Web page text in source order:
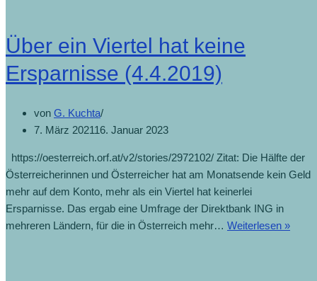
Über ein Viertel hat keine
Ersparnisse (4.4.2019)
von G. Kuchta
7. März 202116. Januar 2023
https://oesterreich.orf.at/v2/stories/2972102/ Zitat: Die Hälfte der
Österreicherinnen und Österreicher hat am Monatsende kein Geld
mehr auf dem Konto, mehr als ein Viertel hat keinerlei
Ersparnisse. Das ergab eine Umfrage der Direktbank ING in
mehreren Ländern, für die in Österreich mehr… Weiterlesen »